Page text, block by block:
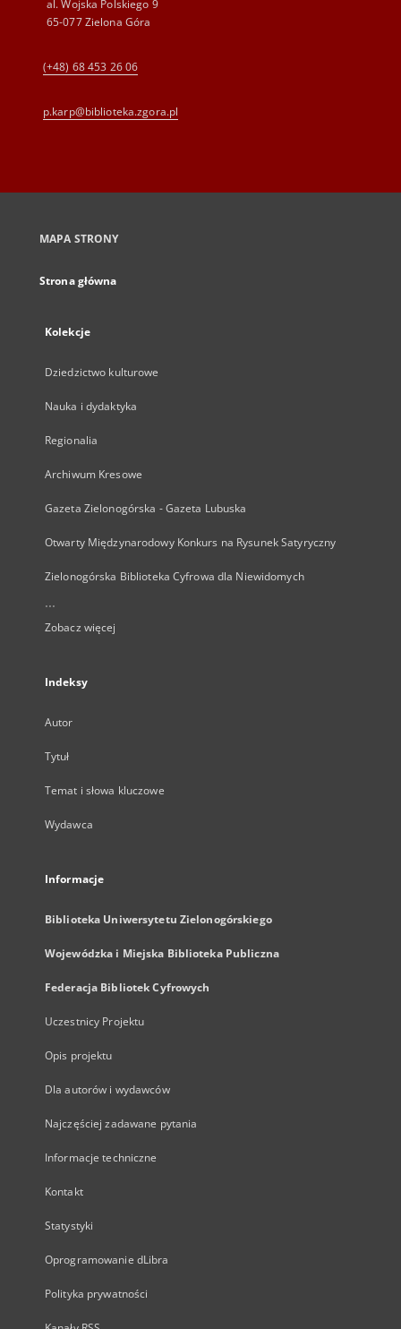
al. Wojska Polskiego 9
65-077 Zielona Góra
(+48) 68 453 26 06
p.karp@biblioteka.zgora.pl
MAPA STRONY
Strona główna
Kolekcje
Dziedzictwo kulturowe
Nauka i dydaktyka
Regionalia
Archiwum Kresowe
Gazeta Zielonogórska - Gazeta Lubuska
Otwarty Międzynarodowy Konkurs na Rysunek Satyryczny
Zielonogórska Biblioteka Cyfrowa dla Niewidomych
...
Zobacz więcej
Indeksy
Autor
Tytuł
Temat i słowa kluczowe
Wydawca
Informacje
Biblioteka Uniwersytetu Zielonogórskiego
Wojewódzka i Miejska Biblioteka Publiczna
Federacja Bibliotek Cyfrowych
Uczestnicy Projektu
Opis projektu
Dla autorów i wydawców
Najczęściej zadawane pytania
Informacje techniczne
Kontakt
Statystyki
Oprogramowanie dLibra
Polityka prywatności